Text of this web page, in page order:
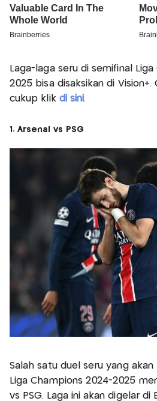
Laga-laga seru di semifinal
2025 bisa disaksikan di Vision+.
cukup klik di sini.
1. Arsenal vs PSG
Salah satu duel seru yang akan
Liga Champions 2024-2025
vs PSG. Laga ini akan digelar di